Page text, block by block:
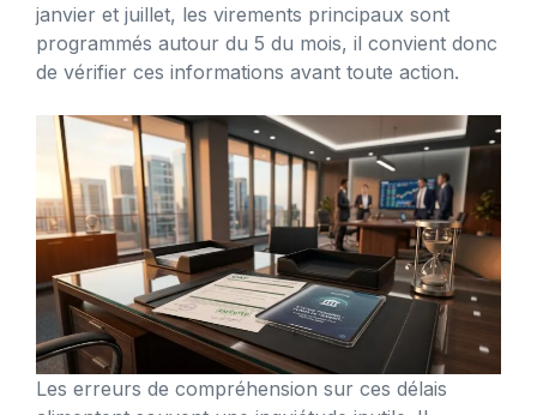
janvier et juillet, les virements principaux sont
programmés autour du 5 du mois, il convient donc
de vérifier ces informations avant toute action.
Les erreurs de compréhension sur ces délais